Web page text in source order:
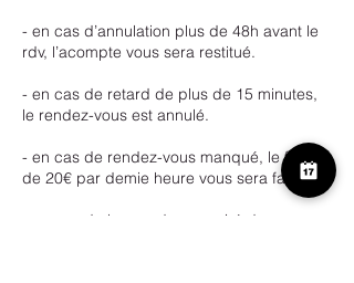
- en cas d’annulation plus de 48h avant le
rdv, l’acompte vous sera restitué.
- en cas de retard de plus de 15 minutes,
le rendez-vous est annulé.
- en cas de rendez-vous manqué, le forfait
de 20€ par demie heure vous sera facturé.
- en cas de bon cadeau expiré de